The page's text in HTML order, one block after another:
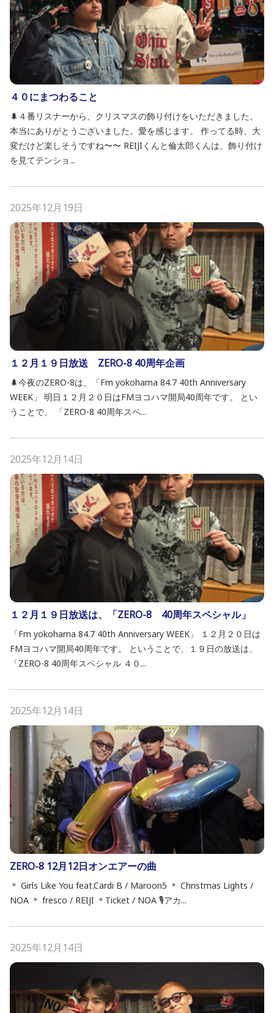
４０にまつわること
🌲４番リスナーから、クリスマスの飾り付けをいただきました。
本当にありがとうございました。愛を感じます。 作ってる時、大
変だけど楽しそうですね〜〜 REIJIくんと倫太郎くんは、飾り付け
を見てテンショ...
2025年12月19日
１２月１９日放送 ZERO-8 40周年企画
🌲今夜のZERO-8は、「Fm yokohama 84.7 40th Anniversary
WEEK」 明日１２月２０日はFMヨコハマ開局40周年です。 とい
うことで、 「ZERO-8 40周年スペ...
2025年12月14日
１２月１９日放送は、「ZERO-8 40周年スペシャル」
「Fm yokohama 84.7 40th Anniversary WEEK」 １２月２０日は
FMヨコハマ開局40周年です。 ということで、１９日の放送は、
「ZERO-8 40周年スペシャル ４０...
2025年12月14日
ZERO-8 12月12日オンエアーの曲
＊ Girls Like You feat.Cardi B / Maroon5 ＊ Christmas Lights /
NOA ＊ fresco / REIJI ＊Ticket / NOA 🎙️アカ...
2025年12月14日